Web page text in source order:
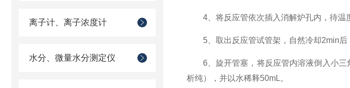
离子计、离子浓度计
水分、微量水分测定仪
4、将反应管依次插入消解炉孔内，待温
5、取出反应管试管架，自然冷却2min后
6、旋开管塞，将反应管内溶液倒入小三
析纯），并以水稀释50mL。